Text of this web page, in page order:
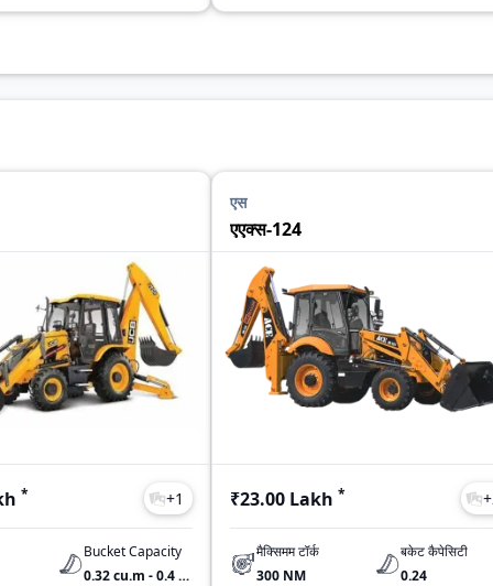
* +1
Bucket Capacity
0.32 cu.m - 0.4 cu.m
एस
एएक्स-124
₹23.00 Lakh * +
मैक्सिमम टॉर्क
300 NM
बकेट कैपेसिटी
0.24